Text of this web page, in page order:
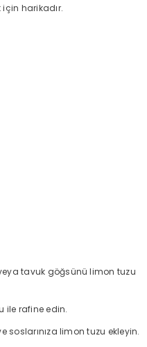
harikadır.
tavuk göğsünü limon tuzu
ile rafine edin.
soslarınıza limon tuzu ekleyin.